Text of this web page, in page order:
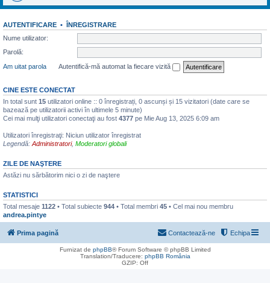
AUTENTIFICARE • ÎNREGISTRARE
Nume utilizator:
Parolă:
Am uitat parola
Autentifică-mă automat la fiecare vizită
CINE ESTE CONECTAT
In total sunt 15 utilizatori online :: 0 înregistrați, 0 ascunși și 15 vizitatori (date care se
bazează pe utilizatorii activi în ultimele 5 minute)
Cei mai mulţi utilizatori conectaţi au fost 4377 pe Mie Aug 13, 2025 6:09 am
Utilizatori înregistraţi: Niciun utilizator înregistrat
Legendă: Administratori, Moderatori globali
ZILE DE NAŞTERE
Astăzi nu sărbătorim nici o zi de naştere
STATISTICI
Total mesaje 1122 • Total subiecte 944 • Total membri 45 • Cel mai nou membru
andrea.pintye
Prima pagină Echipa
Contactează-ne
Furnizat de phpBB® Forum Software © phpBB Limited
Translation/Traducere: phpBB România
GZIP: Off